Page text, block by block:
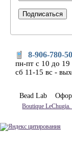
8-906-780-
пн-пт с 10 до
сб 11-15 вс -
Bead Lab
Boutique LeChugia.